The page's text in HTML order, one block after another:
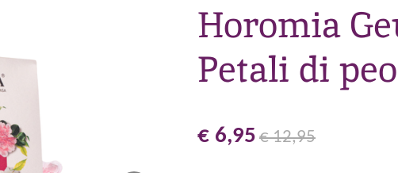
Horomia
Petali di
€ 6,95 € 12,95